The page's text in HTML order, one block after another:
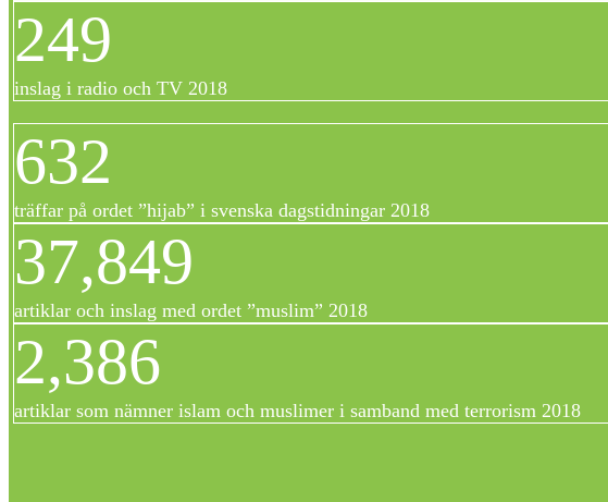
249
inslag i radio och TV 2018
632
träffar på ordet ”hijab” i svenska dagstidningar 2018
37,849
artiklar och inslag med ordet ”muslim” 2018
2,386
artiklar som nämner islam och muslimer i samband med terrorism 2018